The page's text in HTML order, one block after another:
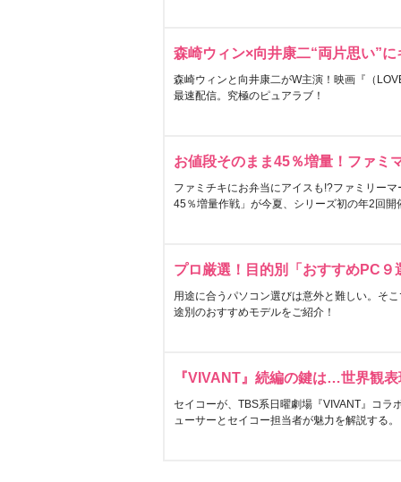
森崎ウィン×向井康二“両片思い”
森崎ウィンと向井康二がW主演！映画『（
最速配信。究極のピュアラブ！
お値段そのまま45％増量！ファミ
ファミチキにお弁当にアイスも!?ファミリー
45％増量作戦」が今夏、シリーズ初の年2回開
プロ厳選！目的別「おすすめPC９
用途に合うパソコン選びは意外と難しい。そ
途別のおすすめモデルをご紹介！
『VIVANT』続編の鍵は…世界観
セイコーが、TBS系日曜劇場『VIVANT』コラ
ューサーとセイコー担当者が魅力を解説する。